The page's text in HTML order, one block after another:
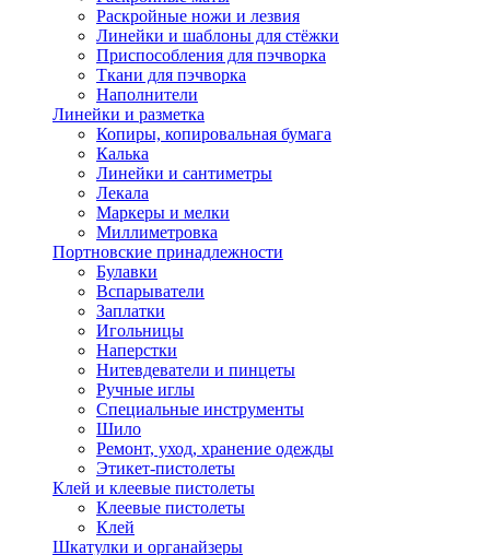
Раскройные ножи и лезвия
Линейки и шаблоны для стёжки
Приспособления для пэчворка
Ткани для пэчворка
Наполнители
Линейки и разметка
Копиры, копировальная бумага
Калька
Линейки и сантиметры
Лекала
Маркеры и мелки
Миллиметровка
Портновские принадлежности
Булавки
Вспарыватели
Заплатки
Игольницы
Наперстки
Нитевдеватели и пинцеты
Ручные иглы
Специальные инструменты
Шило
Ремонт, уход, хранение одежды
Этикет-пистолеты
Клей и клеевые пистолеты
Клеевые пистолеты
Клей
Шкатулки и органайзеры